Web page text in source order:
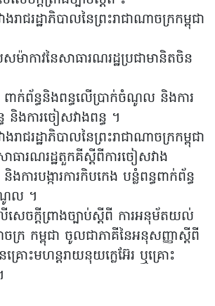
រាជរដ្ឋាភិបាលនៃព្រះរាជាណាចក្រកម្ពុជា
ម៉ាកាវនៃសាធារណរដ្ឋប្រជាមានិតចិន
ពាក់ព័ន្ធនិងពន្ធលើប្រាក់ចំណូល និងការ
ធ និងការចៀសវាងពន្ធ ។
រាជរដ្ឋាភិបាលនៃព្រះរាជាណាចក្រកម្ពុជា
ាធារណរដ្ឋតួកគីស្តីពីការចៀសវាង
ងការបង្ការការកិបកេង បន្លំពន្ធពាក់ព័ន្ធ
ណូល ។
សេចក្ដីព្រាងច្បាប់ស្ដីពី ការអនុម័តយល់
ចក្រ កម្ពុជា ចូលជាភាគីនៃអនុសញ្ញាស្ដីពី
ោះមហន្ដរាយនុយក្លេអ៊ែរ ឬគ្រោះ